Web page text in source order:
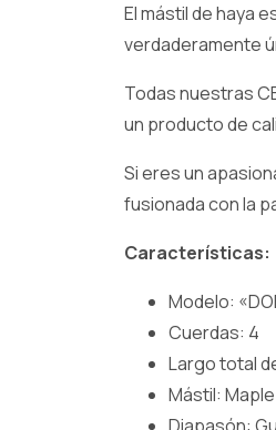
El mástil de haya
verdaderamente
Todas nuestras
un producto de
Si eres un
fusionada con la
Características:
Modelo:
Cuerdas: 4
Largo total
Mástil: